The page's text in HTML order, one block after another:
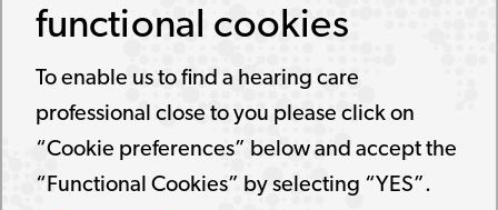
functional cookies
To enable us to find a hearing care
professional close to you please click on
“Cookie preferences” below and accept the
“Functional Cookies” by selecting “YES”.